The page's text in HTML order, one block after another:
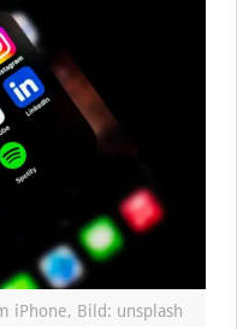
iPhone, Bild: unsplash